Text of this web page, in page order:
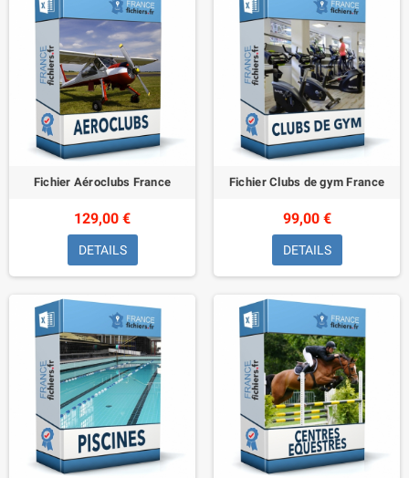
Fichier Aéroclubs France
129,00 €
DETAILS
Fichier Clubs de gym France
99,00 €
DETAILS